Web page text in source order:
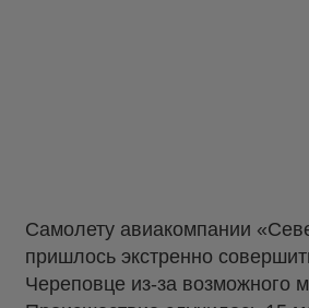
Самолету авиакомпании
пришлось экстренно
Череповце из-за возможного